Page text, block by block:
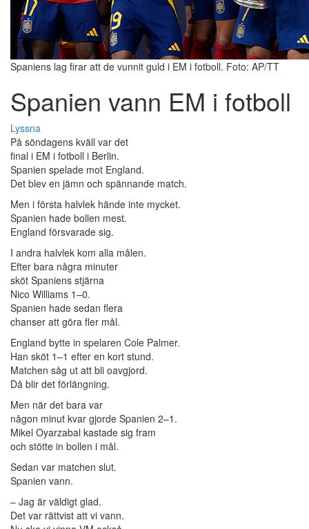
Spaniens lag firar att de vunnit guld i EM i fotboll. Foto: AP/TT
Spanien vann EM i fotboll
Lyssna
På söndagens kväll var det
final i EM i fotboll i Berlin.
Spanien spelade mot England.
Det blev en jämn och spännande match.
Men i första halvlek hände inte mycket.
Spanien hade bollen mest.
England försvarade sig.
I andra halvlek kom alla målen.
Efter bara några minuter
sköt Spaniens stjärna
Nico Williams 1–0.
Spanien hade sedan flera
chanser att göra fler mål.
England bytte in spelaren Cole Palmer.
Han sköt 1–1 efter en kort stund.
Matchen såg ut att bli oavgjord.
Då blir det förlängning.
Men när det bara var
någon minut kvar gjorde Spanien 2–1.
Mikel Oyarzabal kastade sig fram
och stötte in bollen i mål.
Sedan var matchen slut.
Spanien vann.
– Jag är väldigt glad.
Det var rättvist att vi vann.